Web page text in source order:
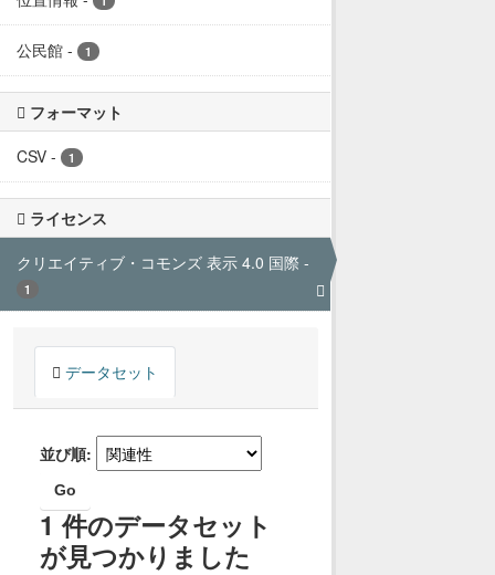
公民館 - 1
フォーマット
CSV - 1
ライセンス
クリエイティブ・コモンズ 表示 4.0 国際 -
1
データセット
並び順
Go
1 件のデータセット
が見つかりました